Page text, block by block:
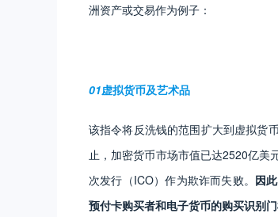
洲资产或交易作为例子：
01虚拟货币及艺术品
该指令将反洗钱的范围扩大到虚拟货
止，加密货币市场市值已达2520亿
次发行（ICO）作为欺诈而失败。 因
预付卡购买者和电子货币的购买识别